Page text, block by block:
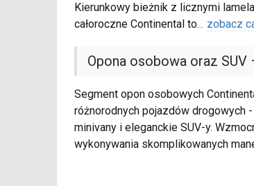
Kierunkowy bieżnik z licznymi
całoroczne Continental to... zobacz
Opona osobowa oraz SUV
Segment opon osobowych
różnorodnych pojazdów drogowych
minivany i eleganckie SUV-y.
wykonywania skomplikowanych